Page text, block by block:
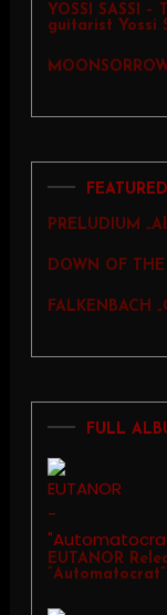
YOSSI SASSI
guitarist Yossi
PRELUDIUM
DOWN OF
FALKENBACH
FULL
EUTANOR
“Automatocrat”